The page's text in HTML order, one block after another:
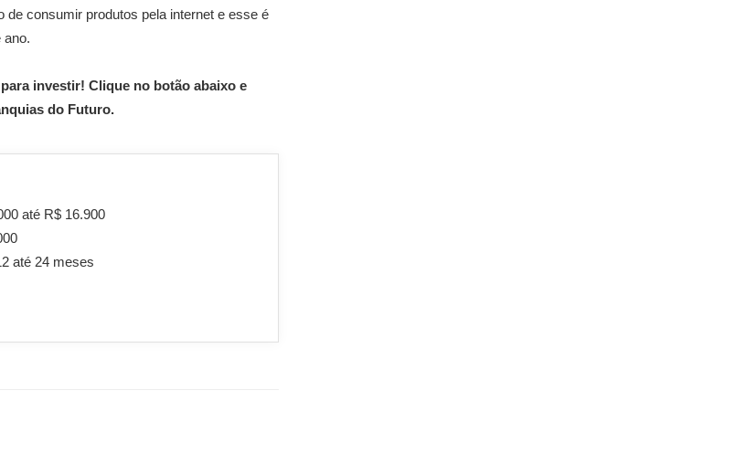
consumir produtos pela internet e esse é
ano.
investir! Clique no botão abaixo e
do Futuro.
até R$ 16.900
até 24 meses